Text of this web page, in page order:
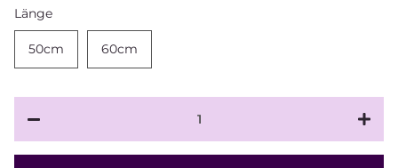
Länge
50cm 50cm60cm